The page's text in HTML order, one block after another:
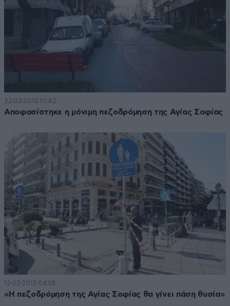
22·02·2013 10:42
Αποφασίστηκε η μόνιμη πεζοδρόμηση της Αγίας Σοφίας
12·02·2013 04:18
«Η πεζοδρόμηση της Αγίας Σοφίας θα γίνει πάση θυσία»